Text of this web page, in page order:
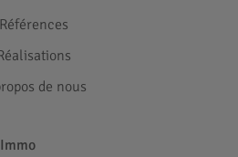
Références
de nous
Immo